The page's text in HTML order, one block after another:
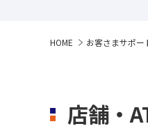
HOME お客さまサポー
店舗・